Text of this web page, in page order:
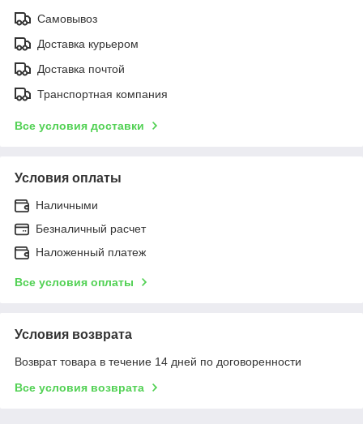
Самовывоз
Доставка курьером
Доставка почтой
Транспортная компания
Все условия доставки
Условия оплаты
Наличными
Безналичный расчет
Наложенный платеж
Все условия оплаты
Условия возврата
Возврат товара в течение 14 дней по договоренности
Все условия возврата